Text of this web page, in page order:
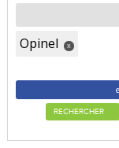
Opinel x
RECHERCHER